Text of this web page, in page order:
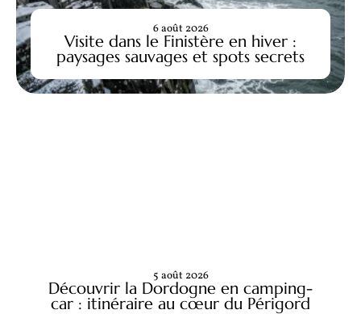
Visite dans le Finistère en hiver :
paysages sauvages et spots secrets
6 août 2026
Découvrir la Dordogne en camping-
car : itinéraire au cœur du Périgord
5 août 2026